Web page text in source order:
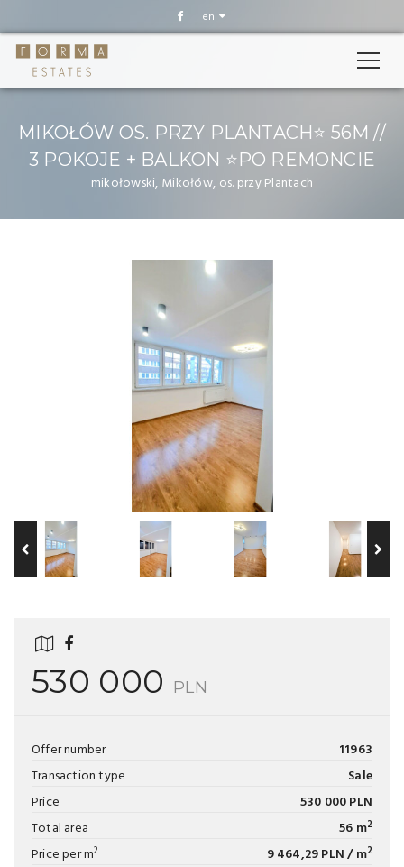
en
MIKOŁÓW OS. PRZY PLANTACH⭐️ 56M //
3 POKOJE + BALKON ⭐️PO REMONCIE
mikołowski, Mikołów, os. przy Plantach
530 000 PLN
Offer number
11963
Transaction type
Sale
Price
530 000 PLN
Total area
56 m2
Price per m2 9 464,29 PLN / m2